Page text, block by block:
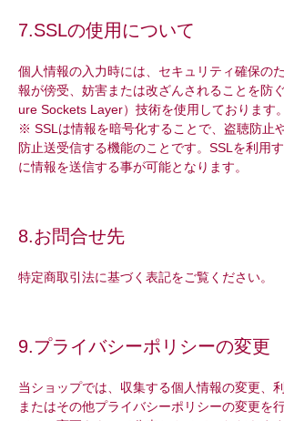
7.SSLの使用について
個人情報の入力時には、セキュリティ確保の
報が傍受、妨害または改ざんされることを防
ure Sockets Layer）技術を使用しております。
※ SSLは情報を暗号化することで、盗聴防止
防止送受信する機能のことです。SSLを利用
に情報を送信する事が可能となります。
8.お問合せ先
特定商取引法に基づく表記をご覧ください。
9.プライバシーポリシーの変更
当ショップでは、収集する個人情報の変更、
またはその他プライバシーポリシーの変更を